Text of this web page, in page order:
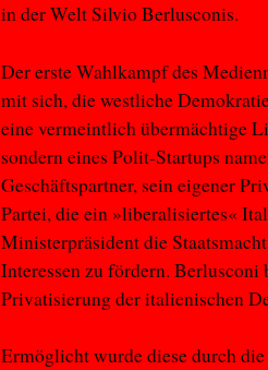
in der Welt Silvio Berlusconis.
Der erste Wahlkampf des
mit sich, die westliche
eine vermeintlich übermächtige
sondern eines Polit-Startups
Geschäftspartner, sein eigener
Partei, die ein »liberalisiertes«
Ministerpräsident die
Interessen zu fördern. Berlusconi
Privatisierung der italienischen
Ermöglicht wurde diese durch